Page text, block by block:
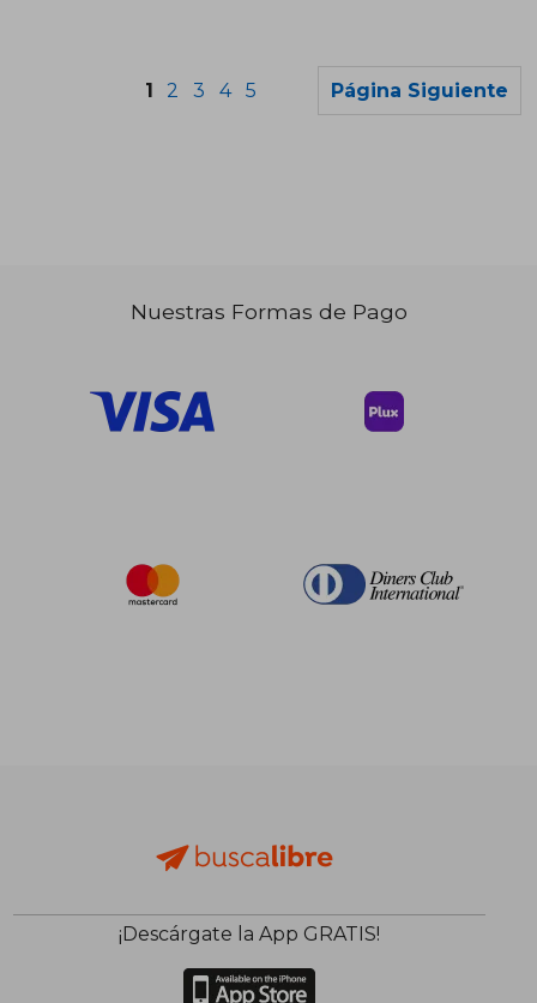
$ 19.66
$ 20.41
1 2 3 4 5 Página Siguiente
Nuestras Formas de Pago
¡Descárgate la App GRATIS!